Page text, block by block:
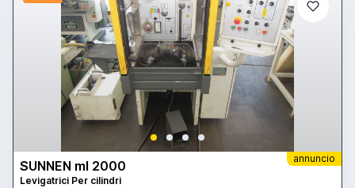
annuncio
SUNNEN ml 2000
Levigatrici Per cilindri